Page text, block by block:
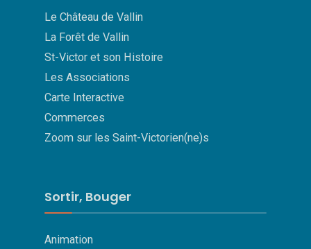
Le Château de Vallin
La Forêt de Vallin
St-Victor et son Histoire
Les Associations
Carte Interactive
Commerces
Zoom sur les Saint-Victorien(ne)s
Sortir, Bouger
Animation